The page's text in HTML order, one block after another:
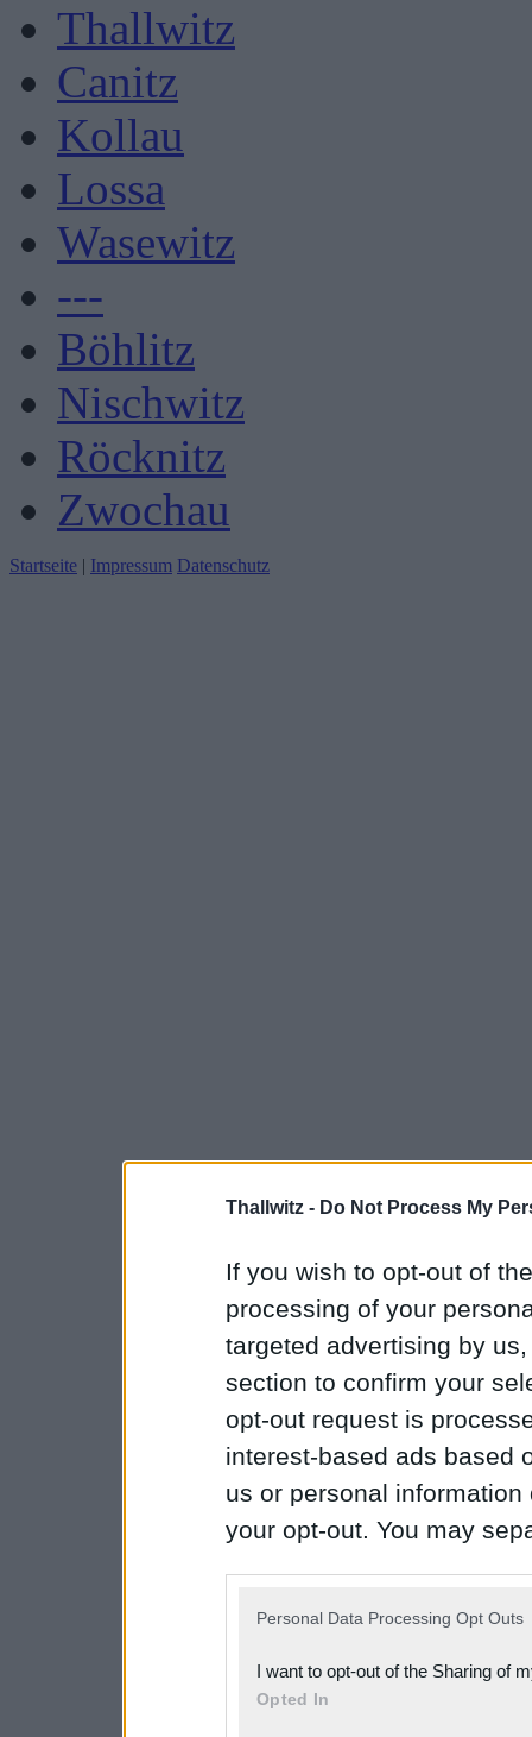
Thallwitz - Do Not Process My
If you wish to opt-out of
processing of your
targeted advertising by
section to confirm your
opt-out request is
interest-based ads based
us or personal
your opt-out. You may
Downstream Participants
third parties.
Personal Data Processing Opt Outs
I want to opt-out of the Sharing of
Opted In
Thallwitz
Canitz
Kollau
Lossa
Wasewitz
---
Böhlitz
Nischwitz
Röcknitz
Zwochau
Startseite | Impressum Datenschutz